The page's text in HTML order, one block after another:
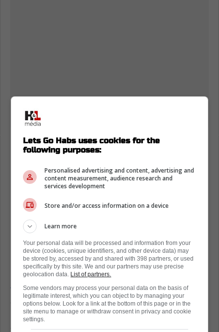
Choix de troisième ronde en 2022 (75e au
total), Rohrer a connu une solide campagne
dans la Ligue nationale cette saison,
inscrivant 15 buts et 10 passes pour un total
de 25 points en 52 matchs. Il a également
Lets Go Habs uses cookies for the
following purposes:
Personalised advertising and content, advertising and
content measurement, audience research and
services development
Store and/or access information on a device
Learn more
Your personal data will be processed and information from your
device (cookies, unique identifiers, and other device data) may
be stored by, accessed by and shared with 398 partners, or used
specifically by this site. We and our partners may use precise
geolocation data. List of partners.
Some vendors may process your personal data on the basis of
legitimate interest, which you can object to by managing your
options below. Look for a link at the bottom of this page or in the
site menu to manage or withdraw consent in privacy and cookie
settings.